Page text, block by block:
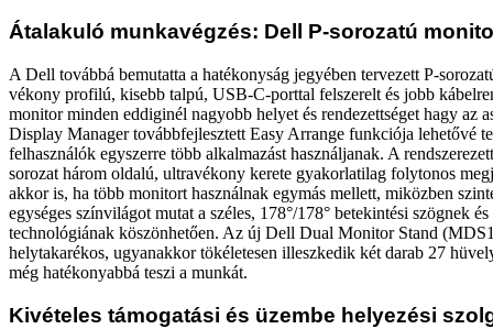
Átalakuló munkavégzés: Dell P-sorozatú
A Dell továbbá bemutatta a hatékonyság jegyében tervezett P-
vékony profilú, kisebb talpú, USB-C-porttal felszerelt és jobb
monitor minden eddiginél nagyobb helyet és rendezettséget hagy az
Display Manager továbbfejlesztett Easy Arrange funkciója lehetővé
felhasználók egyszerre több alkalmazást használjanak. A
sorozat három oldalú, ultravékony kerete gyakorlatilag folytonos
akkor is, ha több monitort használnak egymás mellett, miközben
egységes színvilágot mutat a széles, 178°/178° betekintési szögnek
technológiának köszönhetően. Az új Dell Dual Monitor Stand
helytakarékos, ugyanakkor tökéletesen illeszkedik két darab 27
még hatékonyabbá teszi a munkát.
Kivételes támogatási és üzembe helyezési